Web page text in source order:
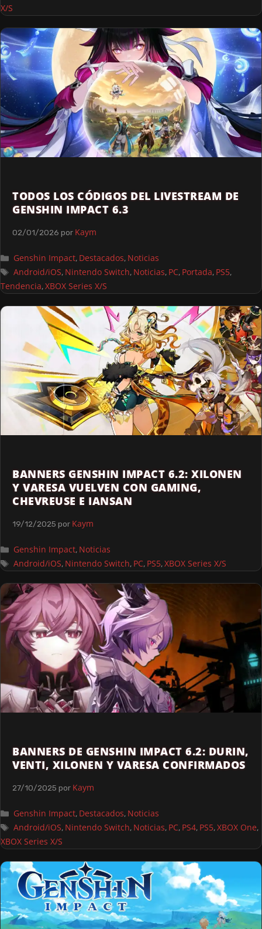
X/S
TODOS LOS CÓDIGOS DEL LIVESTREAM DE
GENSHIN IMPACT 6.3
02/01/2026 por Kaym
Genshin Impact, Destacados, Noticias
Android/iOS, Nintendo Switch, Noticias, PC, Portada, PS5,
Tendencia,XBOX Series X/S
BANNERS GENSHIN IMPACT 6.2: XILONEN
Y VARESA VUELVEN CON GAMING,
CHEVREUSE E IANSAN
19/12/2025 por Kaym
Genshin Impact, Noticias
Android/iOS, Nintendo Switch, PC, PS5,XBOX Series X/S
BANNERS DE GENSHIN IMPACT 6.2: DURIN,
VENTI, XILONEN Y VARESA CONFIRMADOS
27/10/2025 por Kaym
Genshin Impact, Destacados, Noticias
Android/iOS, Nintendo Switch, Noticias, PC, PS4, PS5,XBOX One,
XBOX Series X/S